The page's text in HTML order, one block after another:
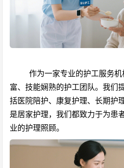
作为一家专业的护工服务机
富、技能娴熟的护工团队。我们
括医院陪护、康复护理、长期护
是居家护理，我们都致力于为患
业的护理照顾。